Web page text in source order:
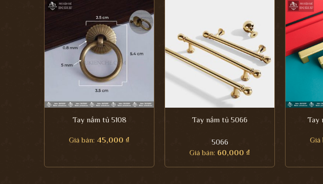
Tay nắm tủ 5108
Giá bán: 45,000 ₫
Tay nắm tủ 5066
5066
Giá bán: 60,000 ₫
Tay
Giá